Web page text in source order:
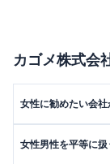
カゴメ株式会
女性に勧めたい会社
女性男性を平等に扱